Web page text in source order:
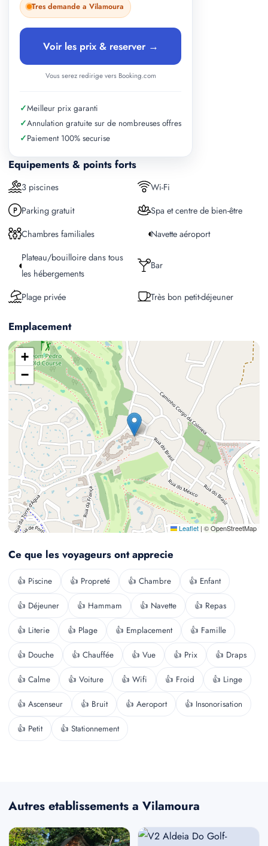
Equipements & points forts
3 piscines
Wi-Fi
Parking gratuit
Spa et centre de bien-être
Chambres familiales
Navette aéroport
Plateau/bouilloire dans tous
les hébergements
Bar
Plage privée Très bon petit-déjeuner
Emplacement
+
−
Leaflet | © OpenStreetMap
Ce que les voyageurs ont apprecie
👍 Piscine 👍 Propreté 👍 Chambre 👍 Enfant
👍 Déjeuner 👍 Hammam 👍 Navette 👍 Repas
👍 Literie 👍 Plage 👍 Emplacement 👍 Famille
👍 Douche 👍 Chauffée 👍 Vue 👍 Prix 👍 Draps
👍 Calme 👍 Voiture 👍 Wifi 👍 Froid 👍 Linge
👍 Ascenseur 👍 Bruit 👍 Aeroport 👍 Insonorisation
👍 Petit 👍 Stationnement
Tres demande a Vilamoura
Voir les prix & reserver →
Vous serez redirige vers Booking.com
✓Meilleur prix garanti
✓Annulation gratuite sur de nombreuses offres
✓Paiement 100% securise
Autres etablissements a Vilamoura